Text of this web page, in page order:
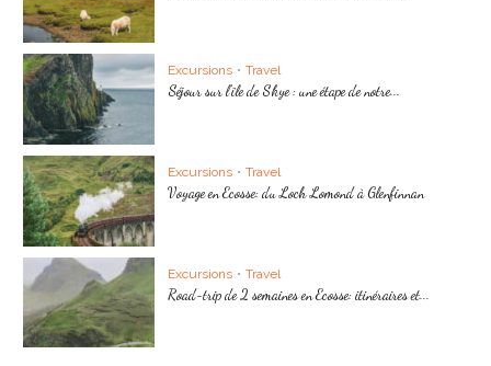
Excursions • Travel
Séjour sur l’île de Skye : une étape de notre...
Excursions • Travel
Voyage en Ecosse: du Loch Lomond à Glenfinnan
Excursions • Travel
Road-trip de 2 semaines en Ecosse: itinéraires et...